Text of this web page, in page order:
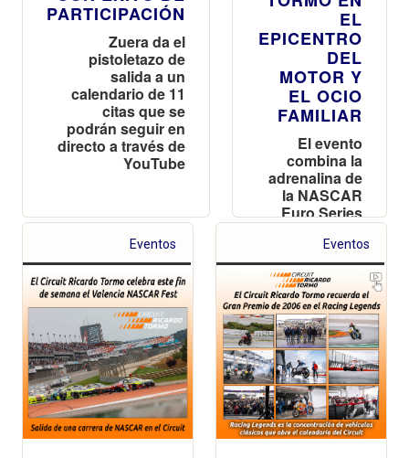
PARTICIPACIÓN
Zuera da el
pistoletazo de
salida a un
calendario de 11
citas que se
podrán seguir en
directo a través de
YouTube
EL
EPICENTRO
DEL
MOTOR Y
EL OCIO
FAMILIAR
El evento
combina la
adrenalina de
la NASCAR
Euro Series
con un
paddock
tematizado,
música en
directo y
exhibiciones
para todos
los públicos
Eventos Eventos